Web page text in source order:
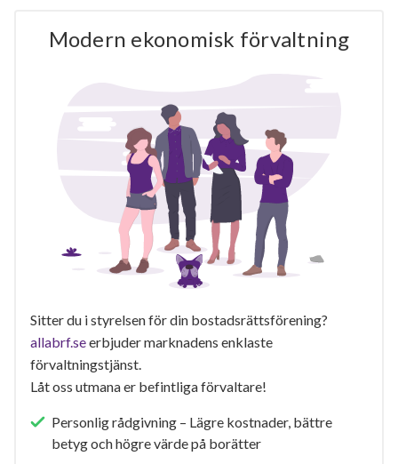
Modern ekonomisk förvaltning
Sitter du i styrelsen för din bostadsrättsförening?
allabrf.seerbjuder marknadens enklaste
förvaltningstjänst.
Låt oss utmana er befintliga förvaltare!
Personlig rådgivning – Lägre kostnader, bättre
betyg och högre värde på borätter